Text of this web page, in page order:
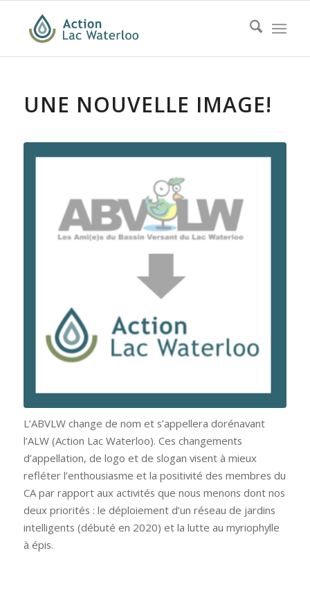
UNE NOUVELLE IMAGE!
L’ABVLWchange de nom et s’appellera dorénavant
l’ALW (Action Lac Waterloo). Ces changements
d’appellation, de logo et de slogan visent à mieux
refléter l’enthousiasme et la positivité des membres du
CA par rapport aux activités que nous menons dont nos
deux priorités : le déploiement d’un réseau de jardins
intelligents (débuté en 2020) et la lutte au myriophylle
à épis.